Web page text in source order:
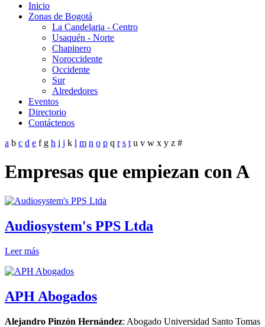
Inicio
Zonas de Bogotá
La Candelaria - Centro
Usaquén - Norte
Chapinero
Noroccidente
Occidente
Sur
Alrededores
Eventos
Directorio
Contáctenos
a b c d e f g h i j k l m n o p q r s t u v w x y z #
Empresas que empiezan con A
Audiosystem's PPS Ltda
Leer más
APH Abogados
Alejandro Pinzón Hernández: Abogado Universidad Santo Tomas